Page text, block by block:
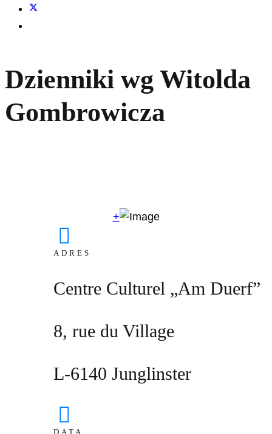
Dzienniki wg Witolda
Gombrowicza
+
ADRES
Centre Culturel „Am Duerf”
8, rue du Village
L-6140 Junglinster
DATA